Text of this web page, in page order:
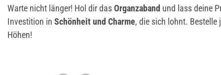
Warte nicht länger! Hol dir dasOrganzaband und lass deine
Investition in Schönheit und Charme, die sich lohnt.
Höhen!